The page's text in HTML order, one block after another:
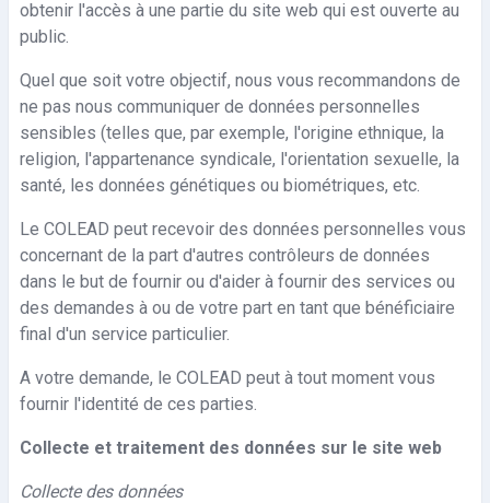
obtenir l'accès à une partie du site web qui est ouverte au
public.
Quel que soit votre objectif, nous vous recommandons de
ne pas nous communiquer de données personnelles
sensibles (telles que, par exemple, l'origine ethnique, la
religion, l'appartenance syndicale, l'orientation sexuelle, la
santé, les données génétiques ou biométriques, etc.
Le COLEAD peut recevoir des données personnelles vous
concernant de la part d'autres contrôleurs de données
dans le but de fournir ou d'aider à fournir des services ou
des demandes à ou de votre part en tant que bénéficiaire
final d'un service particulier.
A votre demande, le COLEAD peut à tout moment vous
fournir l'identité de ces parties.
Collecte et traitement des données sur le site web
Collecte des données